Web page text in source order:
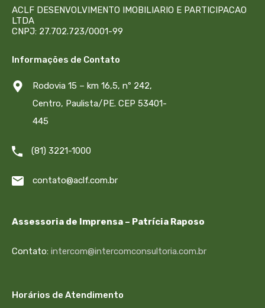
ACLF DESENVOLVIMENTO IMOBILIARIO E PARTICIPACAO
LTDA
CNPJ: 27.702.723/0001-99
Informações de Contato
Rodovia 15 – km 16,5, nº 242,
Centro, Paulista/PE. CEP 53401-
445
(81) 3221-1000
contato@aclf.com.br
Assessoria de Imprensa – Patrícia Raposo
Contato: intercom@intercomconsultoria.com.br
Horários de Atendimento